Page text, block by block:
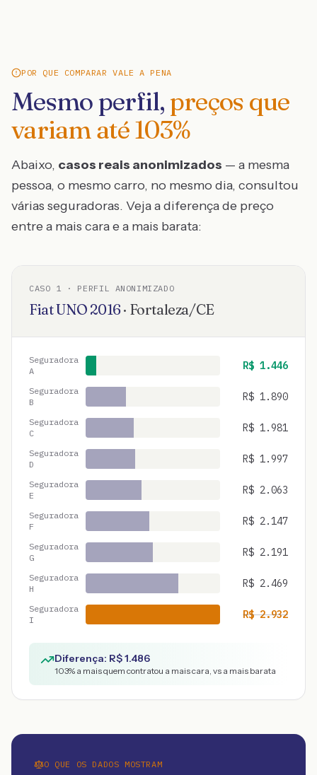
POR QUE COMPARAR VALE A PENA
Mesmo perfil, preços que
variam até103%
Abaixo, casos reais anonimizados — a mesma
pessoa, o mesmo carro, no mesmo dia, consultou
várias seguradoras. Veja a diferença de preço
entre a mais cara e a mais barata:
CASO 1 · PERFIL ANONIMIZADO
FiatUNO 2016· Fortaleza/CE
Seguradora
A
R$ 1.446
Seguradora
B
R$ 1.890
Seguradora
C
R$ 1.981
Seguradora
D
R$ 1.997
Seguradora
E
R$ 2.063
Seguradora
F
R$ 2.147
Seguradora
G
R$ 2.191
Seguradora
H
R$ 2.469
Seguradora
I
R$2.932
Diferença: R$1.486
103% a mais quem contratou a mais cara, vs a mais barata
O QUE OS DADOS MOSTRAM